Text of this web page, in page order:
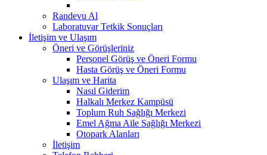
Randevu Al
Laboratuvar Tetkik Sonuçları
İletişim ve Ulaşım
Öneri ve Görüşleriniz
Personel Görüş ve Öneri Formu
Hasta Görüş ve Öneri Formu
Ulaşım ve Harita
Nasıl Giderim
Halkalı Merkez Kampüsü
Toplum Ruh Sağlığı Merkezi
Emel Ağma Aile Sağlığı Merkezi
Otopark Alanları
İletişim